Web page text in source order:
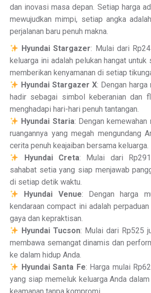
dan inovasi masa depan. Setiap harga
mewujudkan mimpi, setiap angka
perjalanan baru penuh makna.
Hyundai Stargazer: Mulai dari
keluarga ini adalah pelukan hangat untuk
memberikan kenyamanan di setiap
Hyundai Stargazer X: Dengan harga
hadir sebagai simbol keberanian dan
menghadapi hari-hari penuh tantangan.
Hyundai Staria: Dengan kemewahan
ruangannya yang megah mengundang
cerita penuh keajaiban bersama keluarga.
Hyundai Creta: Mulai dari
sahabat setia yang siap menjawab
di setiap detik waktu.
Hyundai Venue: Dengan harga
kendaraan compact ini adalah
gaya dan kepraktisan.
Hyundai Tucson: Mulai dari Rp525
membawa semangat dinamis dan
ke dalam hidup Anda.
Hyundai Santa Fe: Harga mulai
yang siap memeluk keluarga Anda dalam